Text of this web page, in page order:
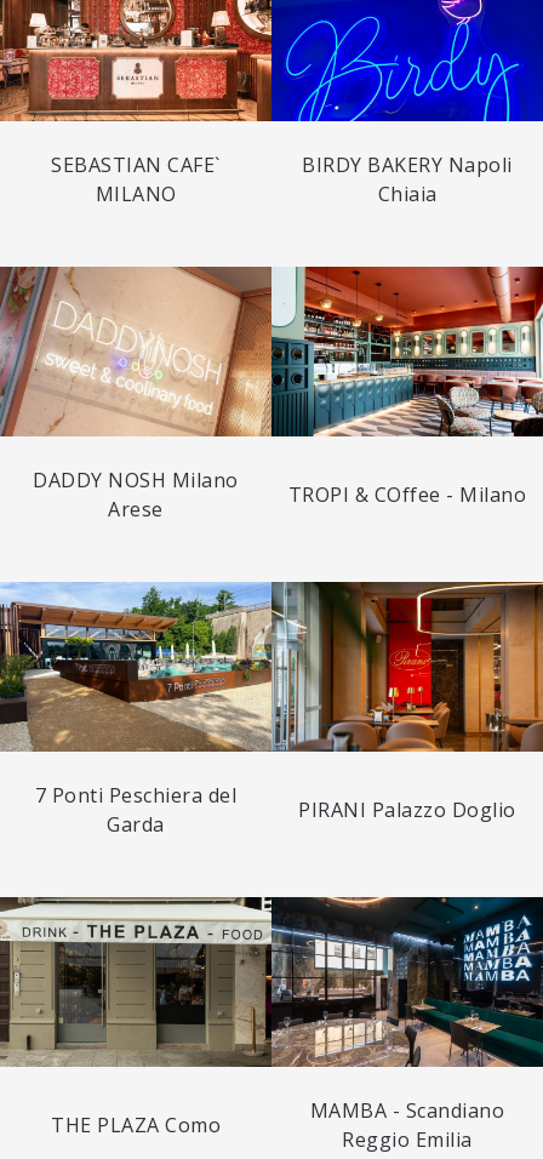
SEBASTIAN CAFE`
MILANO
BIRDY BAKERY Napoli
Chiaia
DADDY NOSH Milano
Arese
TROPI & COffee - Milano
7 Ponti Peschiera del
Garda
PIRANI Palazzo Doglio
THE PLAZA Como
MAMBA - Scandiano
Reggio Emilia